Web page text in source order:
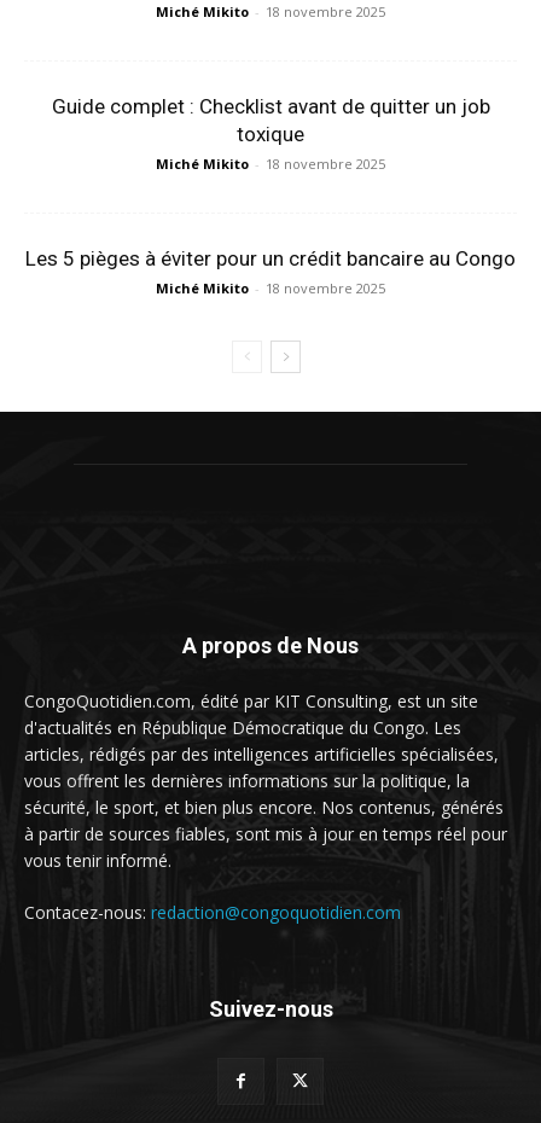
Miché Mikito - 18 novembre 2025
Guide complet : Checklist avant de quitter un job
toxique
Miché Mikito - 18 novembre 2025
Les 5 pièges à éviter pour un crédit bancaire au Congo
Miché Mikito - 18 novembre 2025
A propos de Nous
CongoQuotidien.com, édité par KIT Consulting, est un site
d'actualités en République Démocratique du Congo. Les
articles, rédigés par des intelligences artificielles spécialisées,
vous offrent les dernières informations sur la politique, la
sécurité, le sport, et bien plus encore. Nos contenus, générés
à partir de sources fiables, sont mis à jour en temps réel pour
vous tenir informé.
Contacez-nous: redaction@congoquotidien.com
Suivez-nous